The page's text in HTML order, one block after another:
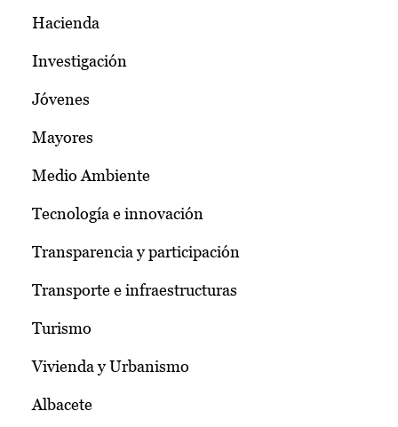
Hacienda
Investigación
Jóvenes
Mayores
Medio Ambiente
Tecnología e innovación
Transparencia y participación
Transporte e infraestructuras
Turismo
Vivienda y Urbanismo
Albacete